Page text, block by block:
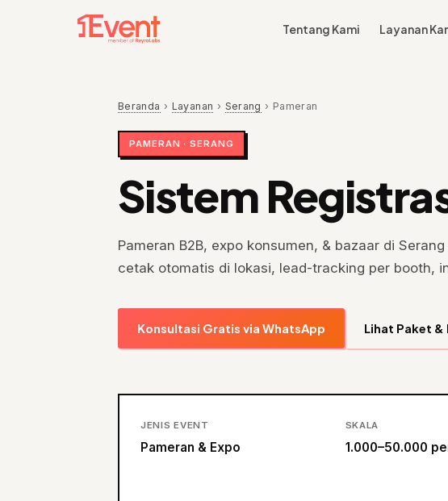
Tentang Kami Layanan
Beranda › Layanan › Serang › Pameran
PAMERAN · SERANG
Sistem
Pameran B2B, expo konsumen, & bazaar di
cetak otomatis di lokasi, lead-tracking per booth,
Konsultasi Gratis via WhatsApp Lihat Paket &
JENIS EVENT
Pameran & Expo
SKALA
1.000–50.000